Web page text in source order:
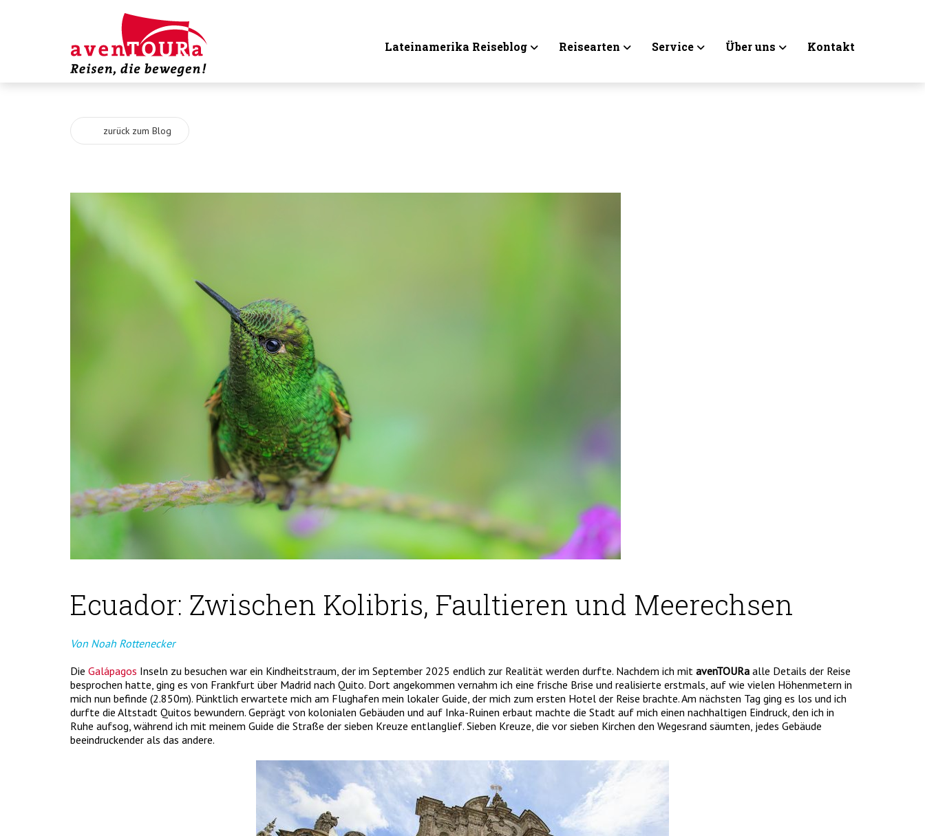
Lateinamerika Reiseblog Reisearten Service Über uns Kontakt
zurück zum Blog
Ecuador: Zwischen Kolibris, Faultieren und Meerechsen
Von Noah Rottenecker
Die Galápagos Inseln zu besuchen war ein Kindheitstraum, der im September 2025 endlich zur Realität werden durfte. Nachdem ich mit avenTOURa alle Details der Reise
besprochen hatte, ging es von Frankfurt über Madrid nach Quito. Dort angekommen vernahm ich eine frische Brise und realisierte erstmals, auf wie vielen Höhenmetern in
mich nun befinde (2.850m). Pünktlich erwartete mich am Flughafen mein lokaler Guide, der mich zum ersten Hotel der Reise brachte. Am nächsten Tag ging es los und ich
durfte die Altstadt Quitos bewundern. Geprägt von kolonialen Gebäuden und auf Inka-Ruinen erbaut machte die Stadt auf mich einen nachhaltigen Eindruck, den ich in
Ruhe aufsog, während ich mit meinem Guide die Straße der sieben Kreuze entlanglief. Sieben Kreuze, die vor sieben Kirchen den Wegesrand säumten, jedes Gebäude
beeindruckender als das andere.